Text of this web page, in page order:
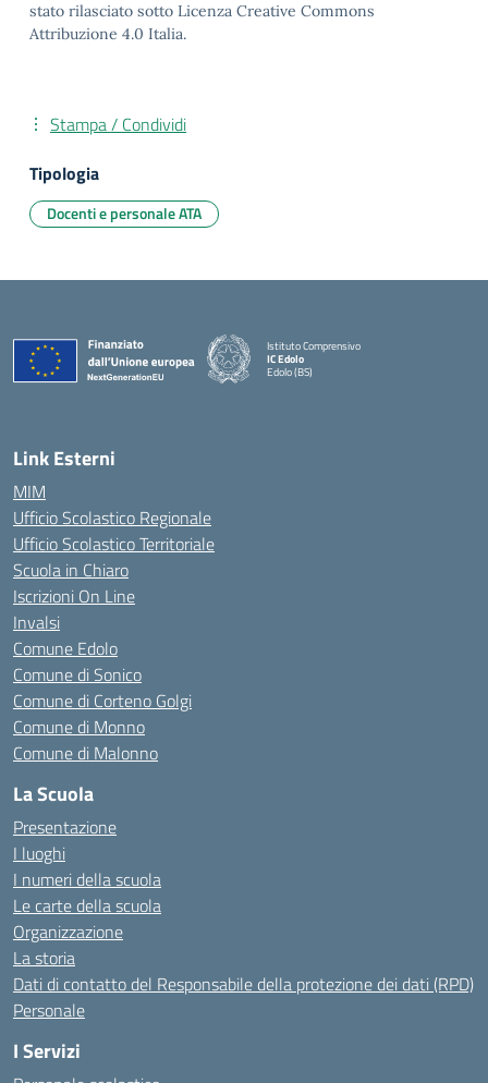
stato rilasciato sotto Licenza Creative Commons
Attribuzione 4.0 Italia.
Stampa / Condividi
Tipologia
Docenti e personale ATA
Istituto Comprensivo
IC Edolo
Edolo (BS)
Link Esterni
MIM
Ufficio Scolastico Regionale
Ufficio Scolastico Territoriale
Scuola in Chiaro
Iscrizioni On Line
Invalsi
Comune Edolo
Comune di Sonico
Comune di Corteno Golgi
Comune di Monno
Comune di Malonno
La Scuola
Presentazione
I luoghi
I numeri della scuola
Le carte della scuola
Organizzazione
La storia
Dati di contatto del Responsabile della protezione dei dati (RPD)
Personale
I Servizi